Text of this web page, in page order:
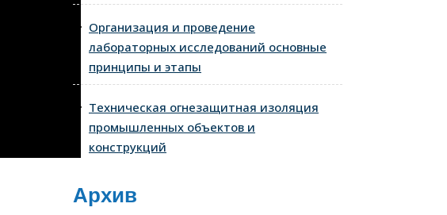
Организация и проведение
лабораторных исследований основные
принципы и этапы
Техническая огнезащитная изоляция
промышленных объектов и
конструкций
Архив